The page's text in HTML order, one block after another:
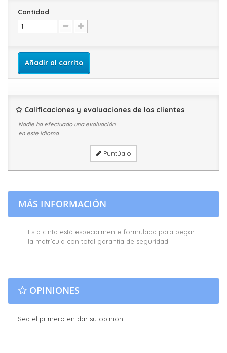
Cantidad
Añadir al carrito
Calificaciones y evaluaciones de los clientes
Nadie ha efectuado una evaluación
en este idioma
Puntúalo
MÁS INFORMACIÓN
Esta cinta está especialmente formulada para pegar
la matrícula con total garantía de seguridad.
OPINIONES
Sea el primero en dar su opinión !